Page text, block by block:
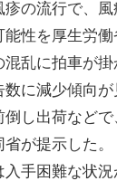
の流行で、風
性を厚生労働
混乱に拍車が
数に減少傾向
倒し出荷など
が提示した。
手困難な状況